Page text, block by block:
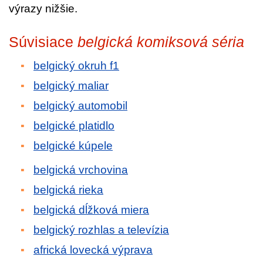
výrazy nižšie.
Súvisiace belgická komiksová séria
belgický okruh f1
belgický maliar
belgický automobil
belgické platidlo
belgické kúpele
belgická vrchovina
belgická rieka
belgická dĺžková miera
belgický rozhlas a televízia
africká lovecká výprava